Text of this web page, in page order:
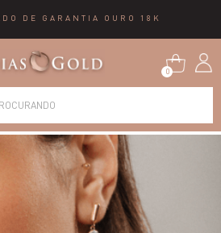
DE GARANTIA OURO 18K
0